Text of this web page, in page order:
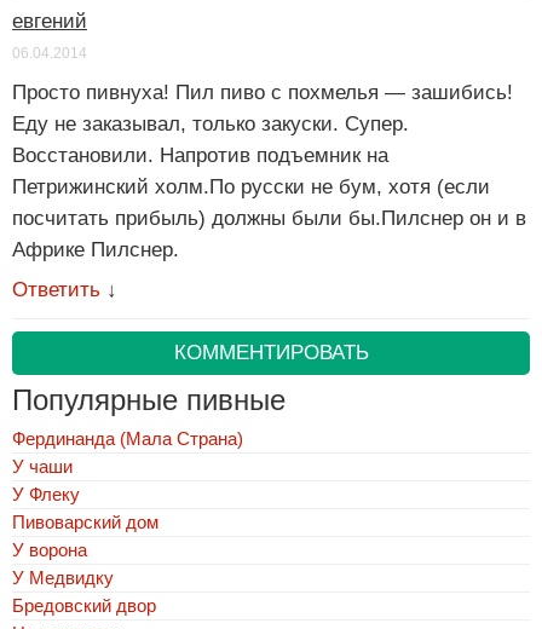
евгений
06.04.2014
Просто пивнуха! Пил пиво с похмелья — зашибись!
Еду не заказывал, только закуски. Супер.
Восстановили. Напротив подъемник на
Петрижинский холм.По русски не бум, хотя (если
посчитать прибыль) должны были бы.Пилснер он и в
Африке Пилснер.
Ответить ↓
КОММЕНТИРОВАТЬ
Популярные пивные
Фердинанда (Мала Страна)
У чаши
У Флеку
Пивоварский дом
У ворона
У Медвидку
Бредовский двор